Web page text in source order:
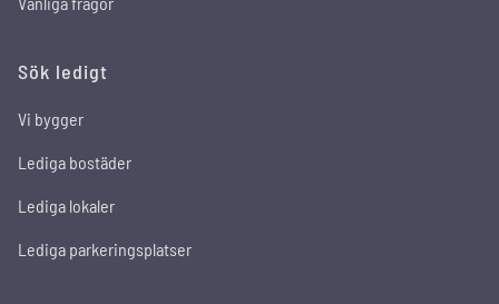
Sök ledigt
Vi bygger
Lediga bostäder
Lediga lokaler
Lediga parkeringsplatser